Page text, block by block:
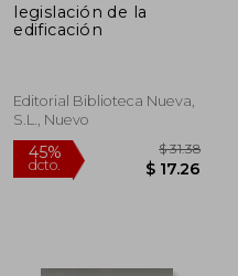
legislación de la
edificación
Editorial Biblioteca Nueva,
S.l., Nuevo